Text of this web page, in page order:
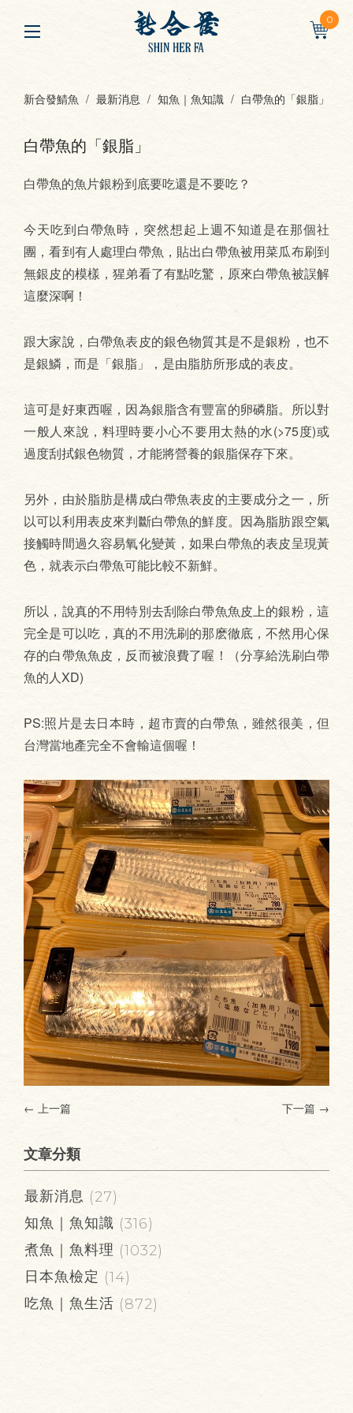
0
新合發鯖魚 最新消息 知魚｜魚知識 白帶魚的「銀脂」
白帶魚的「銀脂」
白帶魚的魚片銀粉到底要吃還是不要吃？
今天吃到白帶魚時，突然想起上週不知道是在那個社
團，看到有人處理白帶魚，貼出白帶魚被用菜瓜布刷到
無銀皮的模樣，猩弟看了有點吃驚，原來白帶魚被誤解
這麼深啊！
跟大家說，白帶魚表皮的銀色物質其是不是銀粉，也不
是銀鱗，而是「銀脂」，是由脂肪所形成的表皮。
這可是好東西喔，因為銀脂含有豐富的卵磷脂。所以對
一般人來說，料理時要小心不要用太熱的水(>75度)或
過度刮拭銀色物質，才能將營養的銀脂保存下來。
另外，由於脂肪是構成白帶魚表皮的主要成分之一，所
以可以利用表皮來判斷白帶魚的鮮度。因為脂肪跟空氣
接觸時間過久容易氧化變黃，如果白帶魚的表皮呈現黃
色，就表示白帶魚可能比較不新鮮。
所以，說真的不用特別去刮除白帶魚魚皮上的銀粉，這
完全是可以吃，真的不用洗刷的那麽徹底，不然用心保
存的白帶魚魚皮，反而被浪費了喔！（分享給洗刷白帶
魚的人XD)
PS:照片是去日本時，超市賣的白帶魚，雖然很美，但
台灣當地產完全不會輸這個喔！
← 上一篇 下一篇 →
文章分類
最新消息 (27)
知魚｜魚知識 (316)
煮魚｜魚料理 (1032)
日本魚檢定 (14)
吃魚｜魚生活 (872)